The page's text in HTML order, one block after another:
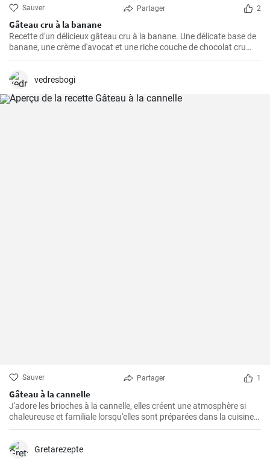
Sauver Partager 2
Gâteau cru à la banane
Recette d'un délicieux gâteau cru à la banane. Une délicate base de
banane, une crème d'avocat et une riche couche de chocolat cru
créent une parfaite harmonie de saveurs.
vedresbogi
Sauver Partager 1
Gâteau à la cannelle
J'adore les brioches à la cannelle, elles créent une atmosphère si
chaleureuse et familiale lorsqu'elles sont préparées dans la cuisine.
Je pense que ce gâteau est l'un des plus faciles à préparer et qu'il
seulement il est délicieux, mais il est également cher à mon cœur en
Gretarezepte